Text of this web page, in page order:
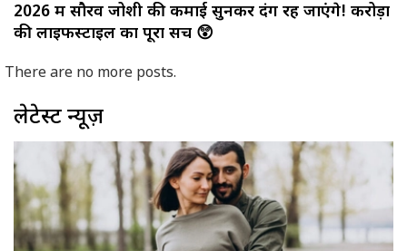
2026 में सौरव जोशी की कमाई सुनकर दंग रह जाएंगे! करोड़ों
की लाइफस्टाइल का पूरा सच 😲
There are no more posts.
लेटेस्ट न्यूज़